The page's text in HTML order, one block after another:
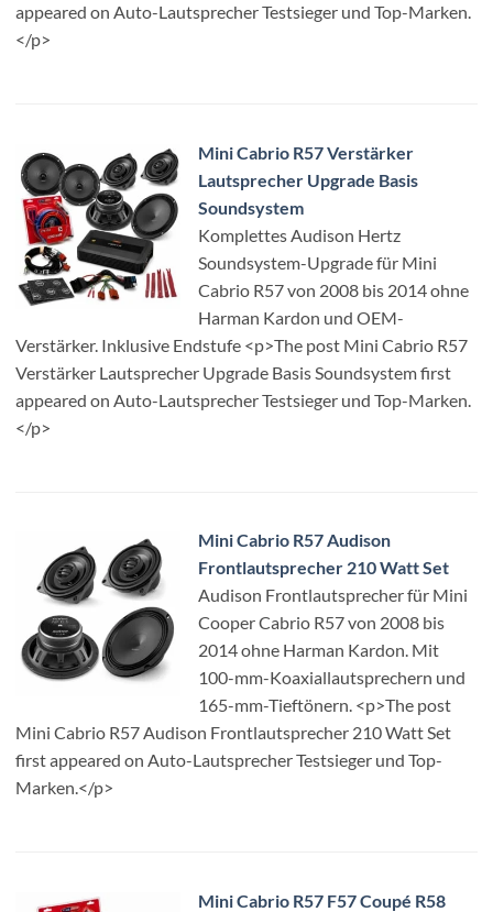
appeared on Auto-Lautsprecher Testsieger und Top-Marken.
</p>
Mini Cabrio R57 Verstärker
Lautsprecher Upgrade Basis
Soundsystem
Komplettes Audison Hertz
Soundsystem-Upgrade für Mini
Cabrio R57 von 2008 bis 2014 ohne
Harman Kardon und OEM-
Verstärker. Inklusive Endstufe <p>The post Mini Cabrio R57
Verstärker Lautsprecher Upgrade Basis Soundsystem first
appeared on Auto-Lautsprecher Testsieger und Top-Marken.
</p>
Mini Cabrio R57 Audison
Frontlautsprecher 210 Watt Set
Audison Frontlautsprecher für Mini
Cooper Cabrio R57 von 2008 bis
2014 ohne Harman Kardon. Mit
100-mm-Koaxiallautsprechern und
165-mm-Tieftönern. <p>The post
Mini Cabrio R57 Audison Frontlautsprecher 210 Watt Set
first appeared on Auto-Lautsprecher Testsieger und Top-
Marken.</p>
Mini Cabrio R57 F57 Coupé R58